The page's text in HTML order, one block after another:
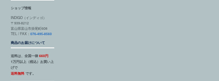
ショップ情報
INDIGO（インディゴ）
〒939-8212
富山県富山市掛尾町608
TEL / FAX：076-495-8560
商品のお届けについて
送料は、全国一律660円
1万円以上（税込）お買い上
げで
送料無料 です。